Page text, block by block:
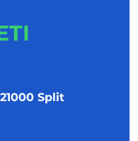
Split